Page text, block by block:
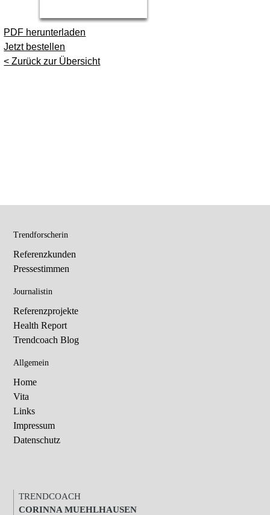
PDF herunterladen
Jetzt bestellen
< Zurück zur Übersicht
Trendforscherin
Referenzkunden
Pressestimmen
Journalistin
Referenzprojekte
Health Report
Trendcoach Blog
Allgemein
Home
Vita
Links
Impressum
Datenschutz
TRENDCOACH
CORINNA MUEHLHAUSEN